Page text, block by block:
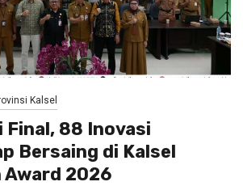
Kalsel
Final, 88 Inovasi
Bersaing di Kalsel
2026